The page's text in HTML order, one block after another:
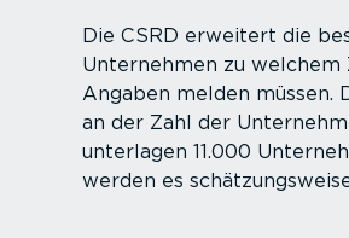
Die CSRD erweitert die
Unternehmen zu
Angaben melden müssen.
an der Zahl der
unterlagen 11.000
werden es